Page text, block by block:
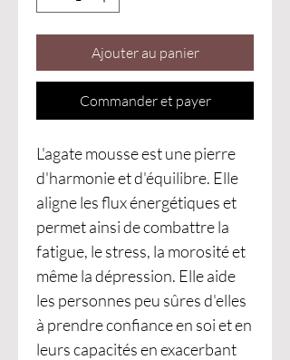
Ajouter au panier
Commander et payer
L'agate mousse est une pierre
d'harmonie et d'équilibre. Elle
aligne les flux énergétiques et
permet ainsi de combattre la
fatigue, le stress, la morosité et
même la dépression. Elle aide
les personnes peu sûres d'elles
à prendre confiance en soi et en
leurs capacités en exacerbant